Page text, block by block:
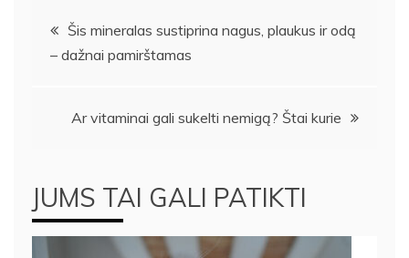
Navigacija
tarp
įrašų
Šis mineralas sustiprina nagus, plaukus ir odą
– dažnai pamirštamas
Ar vitaminai gali sukelti nemigą? Štai kurie
JUMS TAI GALI PATIKTI